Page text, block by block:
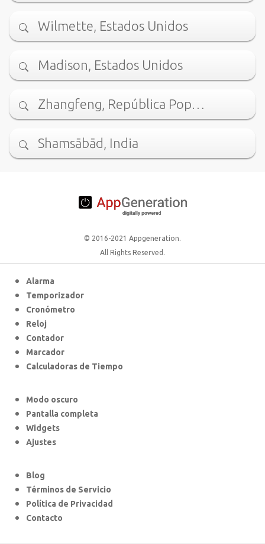
Wilmette, Estados Unidos
Madison, Estados Unidos
Zhangfeng, República Pop…
Shamsābād, India
© 2016-2021 Appgeneration.
All Rights Reserved.
Alarma
Temporizador
Cronómetro
Reloj
Contador
Marcador
Calculadoras de Tiempo
Modo oscuro
Pantalla completa
Widgets
Ajustes
Blog
Términos de Servicio
Política de Privacidad
Contacto